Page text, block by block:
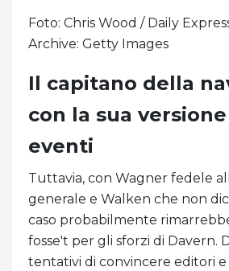
Foto: Chris Wood / Daily
Archive: Getty Images
Il capitano della
con la sua
eventi
Tuttavia, con Wagner fedele
generale e Walken che non
caso probabilmente
fosse't per gli sforzi di Davern.
tentativi di convincere editori e